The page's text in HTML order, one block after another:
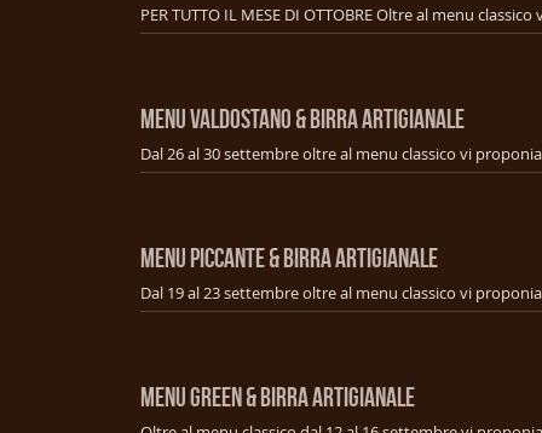
MENU VALDOSTANO & BIRRA ARTIGIANALE
MENU PICCANTE & BIRRA ARTIGIANALE
MENU GREEN & BIRRA ARTIGIANALE